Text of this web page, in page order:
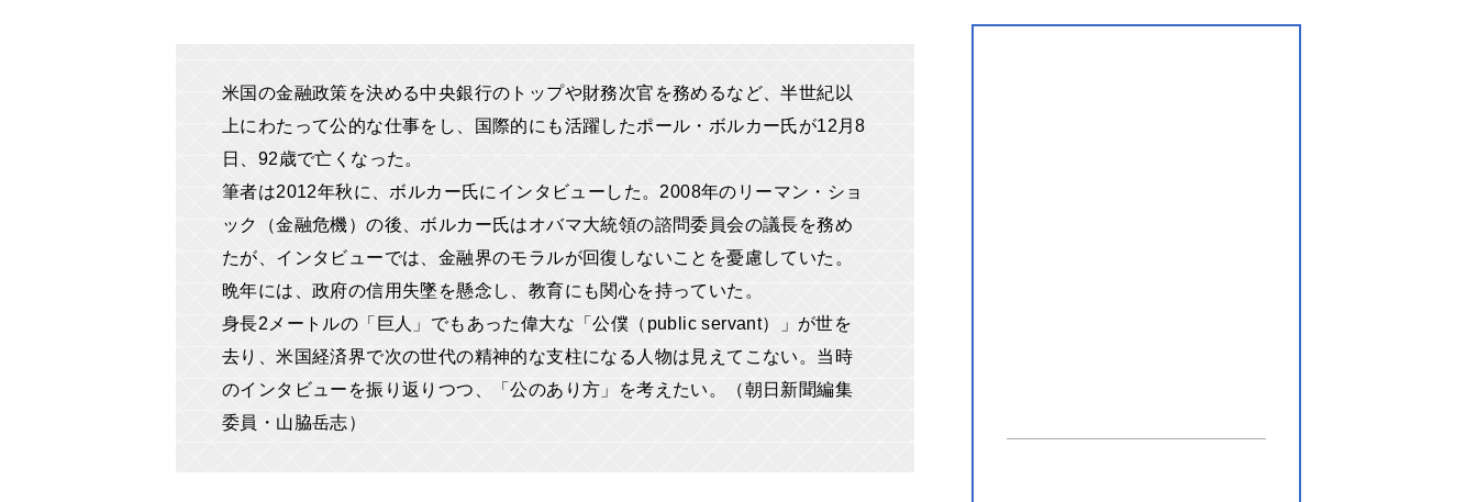
米国の金融政策を決める中央銀行のトップや財務次官を務めるなど、半世紀以
上にわたって公的な仕事をし、国際的にも活躍したポール・ボルカー氏が12月8
日、92歳で亡くなった。
筆者は2012年秋に、ボルカー氏にインタビューした。2008年のリーマン・ショ
ック（金融危機）の後、ボルカー氏はオバマ大統領の諮問委員会の議長を務め
たが、インタビューでは、金融界のモラルが回復しないことを憂慮していた。
晩年には、政府の信用失墜を懸念し、教育にも関心を持っていた。
身長2メートルの「巨人」でもあった偉大な「公僕（public servant）」が世を
去り、米国経済界で次の世代の精神的な支柱になる人物は見えてこない。当時
のインタビューを振り返りつつ、「公のあり方」を考えたい。（朝日新聞編集
委員・山脇岳志）